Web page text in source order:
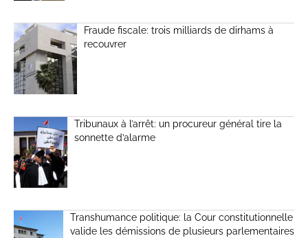
Fraude fiscale: trois milliards de dirhams à
recouvrer
Tribunaux à l’arrêt: un procureur général tire la
sonnette d’alarme
Transhumance politique: la Cour constitutionnelle
valide les démissions de plusieurs parlementaires